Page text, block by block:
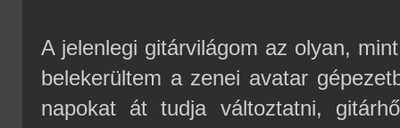
A jelenlegi gitárvilágom az olyan,
belekerültem a zenei avatar
napokat át tudja változtatni,